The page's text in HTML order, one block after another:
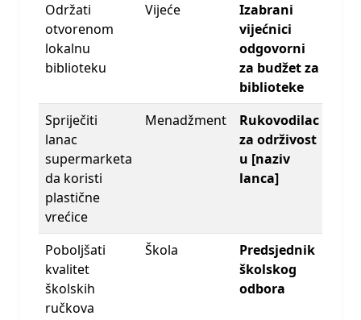
Održati
otvorenom
lokalnu
biblioteku
Vijeće
Izabrani
vijećnici
odgovorni
za budžet za
biblioteke
Spriječiti
lanac
supermarketa
da koristi
plastične
vrećice
Menadžment
Rukovodilac
za održivost
u [naziv
lanca]
Poboljšati
kvalitet
školskih
ručkova
Škola
Predsjednik
školskog
odbora